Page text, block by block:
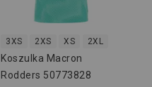
3XS 2XS XS 2XL
Koszulka Macron
Rodders 50773828